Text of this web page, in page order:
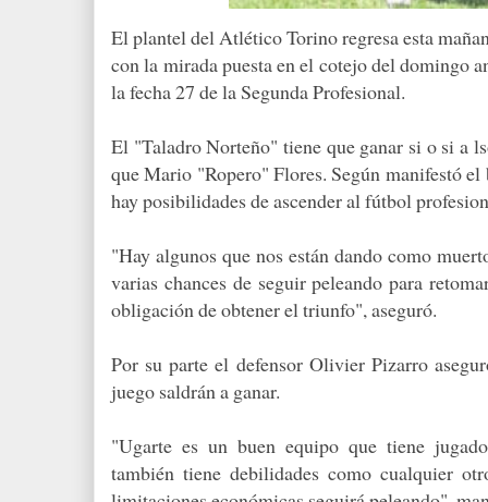
El plantel del Atlético Torino regresa esta
con la mirada puesta en el cotejo del domingo
la fecha 27 de la Segunda Profesional.
El "Taladro Norteño" tiene que ganar si o si a
que Mario "Ropero" Flores. Según manifestó
hay posibilidades de ascender al fútbol
"Hay algunos que nos están dando como
varias chances de seguir peleando para
obligación de obtener el triunfo", aseguró.
Por su parte el defensor Olivier Pizarro
juego saldrán a ganar.
"Ugarte es un buen equipo que tiene
también tiene debilidades como cualquier